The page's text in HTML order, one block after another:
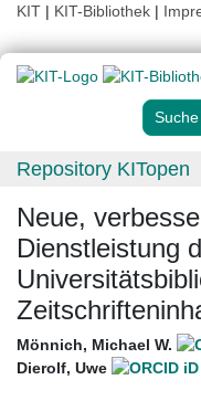
KIT | KIT-Bibliothek |
Repository KITopen
Neue,
Dienstleistung
Mönnich, Michael W.
Dierolf, Uwe